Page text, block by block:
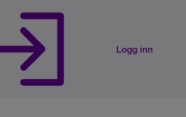
Logg inn